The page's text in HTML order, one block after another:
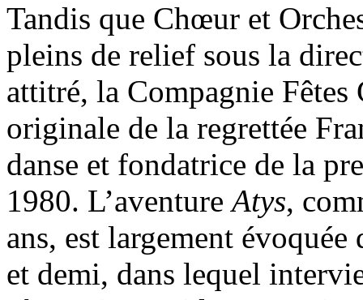
Tandis que Chœur et
pleins de relief sous la
attitré, la Compagnie Fêtes
originale de la regrettée
danse et fondatrice de la
1980. L’aventureAtys,
ans, est largement
et demi, dans lequel